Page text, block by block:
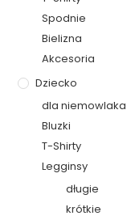
Spodnie
Bielizna
Akcesoria
Dziecko
dla niemowlaka
Bluzki
T-Shirty
Legginsy
długie
krótkie